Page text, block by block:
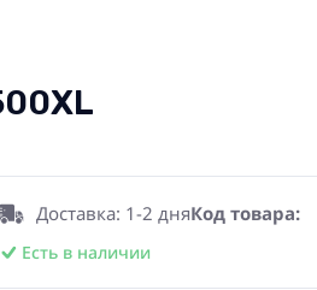
Доставка: 1-2 дняКод товара:
Есть в наличии